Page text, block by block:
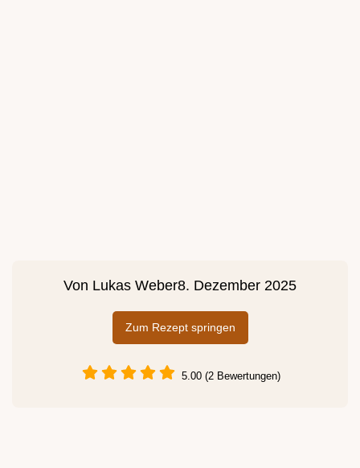
Von Lukas Weber8. Dezember 2025
Zum Rezept springen
5.00 (2 Bewertungen)